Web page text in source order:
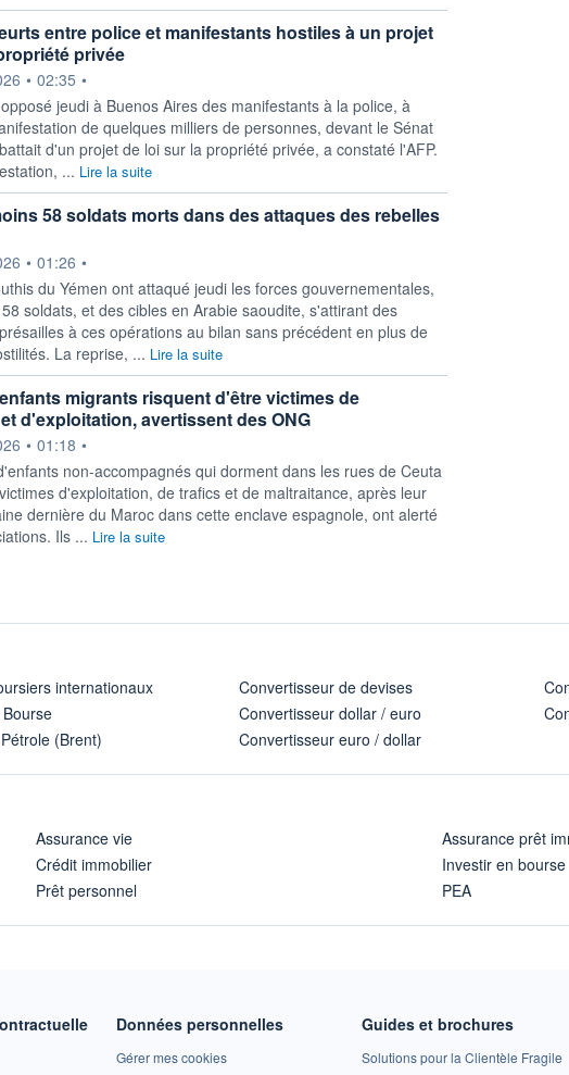
entre police et manifestants hostiles à un projet
privée
par
• 02:35 •
jeudi à Buenos Aires des manifestants à la police, à
de quelques milliers de personnes, devant le Sénat
d'un projet de loi sur la propriété privée, a constaté l'AFP.
... Lire la suite
58 soldats morts dans des attaques des rebelles
par
• 01:26 •
du Yémen ont attaqué jeudi les forces gouvernementales,
soldats, et des cibles en Arabie saoudite, s'attirant des
à ces opérations au bilan sans précédent en plus de
La reprise, ... Lire la suite
migrants risquent d'être victimes de
d'exploitation, avertissent des ONG
par
• 01:18 •
non-accompagnés qui dorment dans les rues de Ceuta
d'exploitation, de trafics et de maltraitance, après leur
dernière du Maroc dans cette enclave espagnole, ont alerté
Ils ... Lire la suite
internationaux
(Brent)
Convertisseur de devises
Convertisseur dollar / euro
Convertisseur euro / dollar
Assurance vie
Crédit immobilier
Prêt personnel
Assurance prêt
Investir en bourse
PEA
Données personnelles
Gérer mes cookies
Guides et brochures
Solutions pour la Clientèle Fragile